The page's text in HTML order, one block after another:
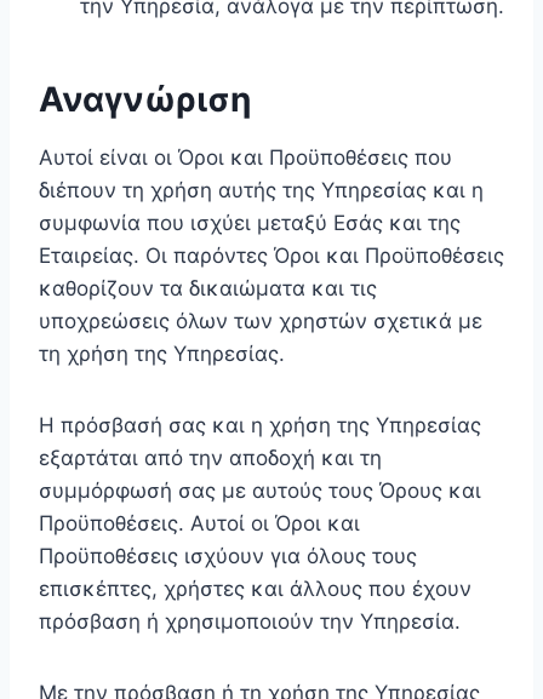
την Υπηρεσία, ανάλογα με την περίπτωση.
Αναγνώριση
Αυτοί είναι οι Όροι και Προϋποθέσεις που
διέπουν τη χρήση αυτής της Υπηρεσίας και η
συμφωνία που ισχύει μεταξύ Εσάς και της
Εταιρείας. Οι παρόντες Όροι και Προϋποθέσεις
καθορίζουν τα δικαιώματα και τις
υποχρεώσεις όλων των χρηστών σχετικά με
τη χρήση της Υπηρεσίας.
Η πρόσβασή σας και η χρήση της Υπηρεσίας
εξαρτάται από την αποδοχή και τη
συμμόρφωσή σας με αυτούς τους Όρους και
Προϋποθέσεις. Αυτοί οι Όροι και
Προϋποθέσεις ισχύουν για όλους τους
επισκέπτες, χρήστες και άλλους που έχουν
πρόσβαση ή χρησιμοποιούν την Υπηρεσία.
Με την πρόσβαση ή τη χρήση της Υπηρεσίας